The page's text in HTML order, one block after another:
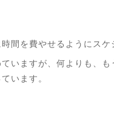
間を費やせるようにスケ
いますが、何よりも、
います。